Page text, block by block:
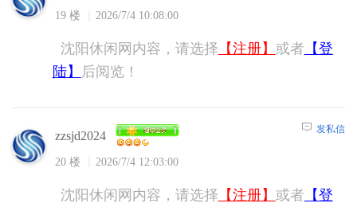
19 楼 2026/7/4 10:08:00
沈阳休闲网内容，请选择 【注册】 或者 【登
陆】
后阅览！
zzsjd2024
20 楼 2026/7/4 12:03:00
发私信
沈阳休闲网内容，请选择 【注册】 或者 【登